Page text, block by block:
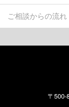
ご相談からの流れ
〒500-